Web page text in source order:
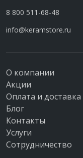
8 800 511-68-48
info@keramstore.ru
О компании
Акции
Оплата и доставка
Блог
Контакты
Услуги
Сотрудничество